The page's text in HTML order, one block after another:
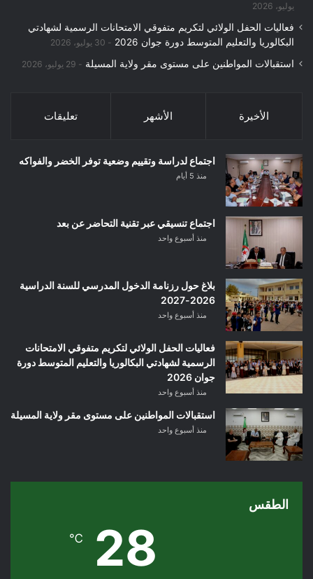
يوليو، 2026
فعاليات الحفل الولائي لتكريم متفوقي الامتحانات الرسمية لشهادتي
البكالوريا والتعليم المتوسط دورة جوان 2026
30 يوليو، 2026
استقبالات المواطنين على مستوى مقر ولاية المسيلة 29 يوليو، 2026
الأخيرة الأشهر تعليقات
اجتماع لدراسة وتقييم وضعية توفر الخضر والفواكه
منذ 5 أيام
اجتماع تنسيقي عبر تقنية التحاضر عن بعد
منذ أسبوع واحد
بلاغ حول رزنامة الدخول المدرسي للسنة الدراسية
2026-2027
منذ أسبوع واحد
فعاليات الحفل الولائي لتكريم متفوقي الامتحانات
الرسمية لشهادتي البكالوريا والتعليم المتوسط دورة
جوان 2026
منذ أسبوع واحد
استقبالات المواطنين على مستوى مقر ولاية المسيلة
منذ أسبوع واحد
الطقس
28
℃